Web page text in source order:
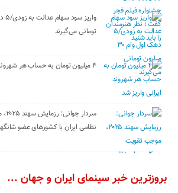
تومانی می‌گیرند
۴ میلیون تومان به حساب هر شهروند ایرانی واریز شد
نظامی ایران با کشور‌های عضو
بروزترین خبر سینمای ایران و جهان ...